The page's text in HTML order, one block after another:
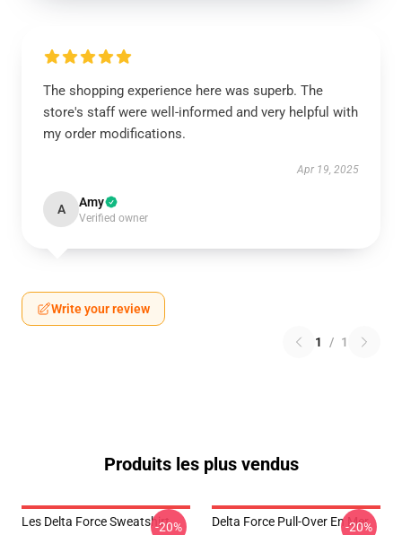
The shopping experience here was superb. The
store's staff were well-informed and very helpful with
my order modifications.
Apr 19, 2025
A Amy
Verified owner
Write your review
1 / 1
Produits les plus vendus
Les Delta Force Sweatshirt-20% Delta Force Pull-Over En Mer
-20%